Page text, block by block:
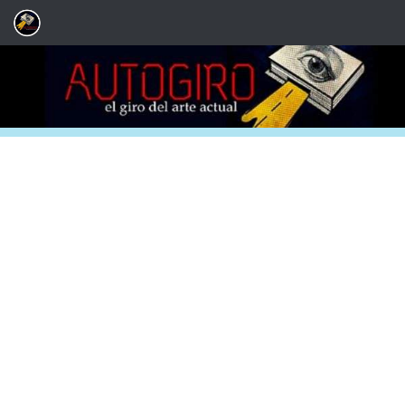
Saltar al contenido